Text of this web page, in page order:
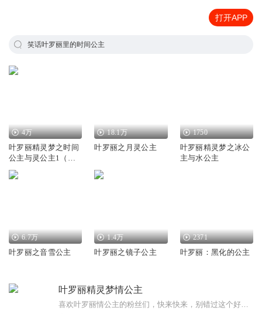
打开APP
笑话叶罗丽里的时间公主
4万
叶罗丽精灵梦之时间
公主与灵公主1（自
编）
18.1万
叶罗丽之月灵公主
1750
叶罗丽精灵梦之冰公
主与水公主
6.7万
叶罗丽之音雪公主
1.4万
叶罗丽之镜子公主
2371
叶罗丽：黑化的公主
叶罗丽精灵梦情公主